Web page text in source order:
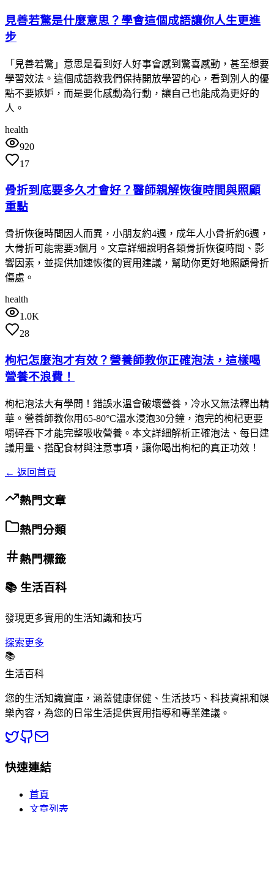
見善若驚是什麼意思？學會這個成語讓你人生更進
步
「見善若驚」意思是看到好人好事會感到驚喜感動，甚至想要
學習效法。這個成語教我們保持開放學習的心，看到別人的優
點不要嫉妒，而是要化感動為行動，讓自己也能成為更好的
人。
health
920
17
骨折到底要多久才會好？醫師親解恢復時間與照顧
重點
骨折恢復時間因人而異，小朋友約4週，成年人小骨折約6週，
大骨折可能需要3個月。文章詳細說明各類骨折恢復時間、影
響因素，並提供加速恢復的實用建議，幫助你更好地照顧骨折
傷處。
health
1.0K
28
枸杞怎麼泡才有效？營養師教你正確泡法，這樣喝
營養不浪費！
枸杞泡法大有學問！錯誤水溫會破壞營養，冷水又無法釋出精
華。營養師教你用65-80°C溫水浸泡30分鐘，泡完的枸杞更要
嚼碎吞下才能完整吸收營養。本文詳細解析正確泡法、每日建
議用量、搭配食材與注意事項，讓你喝出枸杞的真正功效！
← 返回首頁
熱門文章
熱門分類
熱門標籤
📚 生活百科
發現更多實用的生活知識和技巧
探索更多
📚
生活百科
您的生活知識寶庫，涵蓋健康保健、生活技巧、科技資訊和娛
樂內容，為您的日常生活提供實用指導和專業建議。
快速連結
首頁
文章列表